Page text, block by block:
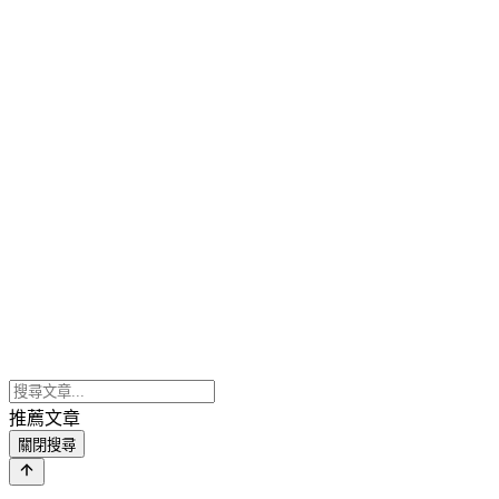
推薦文章
關閉搜尋